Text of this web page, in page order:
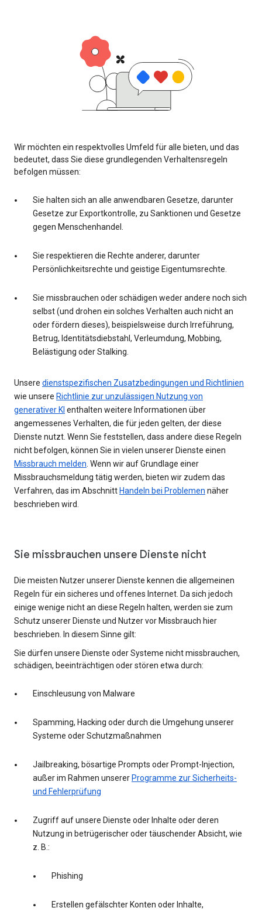
Wir möchten ein respektvolles Umfeld für alle bieten, und das
bedeutet, dass Sie diese grundlegenden Verhaltensregeln
befolgen müssen:
Sie halten sich an alle anwendbaren Gesetze, darunter
Gesetze zur Exportkontrolle, zu Sanktionen und Gesetze
gegen Menschenhandel.
Sie respektieren die Rechte anderer, darunter
Persönlichkeitsrechte und geistige Eigentumsrechte.
Sie missbrauchen oder schädigen weder andere noch sich
selbst (und drohen ein solches Verhalten auch nicht an
oder fördern dieses), beispielsweise durch Irreführung,
Betrug, Identitätsdiebstahl, Verleumdung, Mobbing,
Belästigung oder Stalking.
Unsere dienstspezifischen Zusatzbedingungen und Richtlinien
wie unsere Richtlinie zur unzulässigen Nutzung von
generativer KI enthalten weitere Informationen über
angemessenes Verhalten, die für jeden gelten, der diese
Dienste nutzt. Wenn Sie feststellen, dass andere diese Regeln
nicht befolgen, können Sie in vielen unserer Dienste einen
Missbrauch melden. Wenn wir auf Grundlage einer
Missbrauchsmeldung tätig werden, bieten wir zudem das
Verfahren, das im Abschnitt Handeln bei Problemen näher
beschrieben wird.
Sie missbrauchen unsere Dienste nicht
Die meisten Nutzer unserer Dienste kennen die allgemeinen
Regeln für ein sicheres und offenes Internet. Da sich jedoch
einige wenige nicht an diese Regeln halten, werden sie zum
Schutz unserer Dienste und Nutzer vor Missbrauch hier
beschrieben. In diesem Sinne gilt:
Sie dürfen unsere Dienste oder Systeme nicht missbrauchen,
schädigen, beeinträchtigen oder stören etwa durch:
Einschleusung von Malware
Spamming, Hacking oder durch die Umgehung unserer
Systeme oder Schutzmaßnahmen
Jailbreaking, bösartige Prompts oder Prompt-Injection,
außer im Rahmen unserer Programme zur Sicherheits-
und Fehlerprüfung
Zugriff auf unsere Dienste oder Inhalte oder deren
Nutzung in betrügerischer oder täuschender Absicht, wie
z. B.:
Phishing
Erstellen gefälschter Konten oder Inhalte,